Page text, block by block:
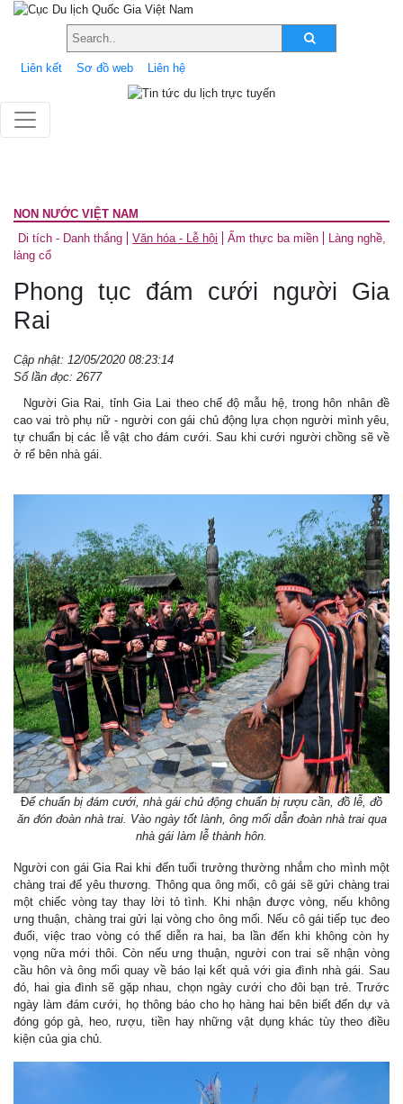
Liên kết Sơ đồ web Liên hệ
NON NƯỚC VIỆT NAM
Di tích - Danh thắng
Văn hóa - Lễ hội Ẩm thực ba miền
Làng nghề,
làng cổ
Phong tục đám cưới người Gia
Rai
Cập nhật: 12/05/2020 08:23:14
Số lần đọc: 2677
Người Gia Rai, tỉnh Gia Lai theo chế độ mẫu hệ, trong hôn nhân đề
cao vai trò phụ nữ - người con gái chủ động lựa chọn người mình yêu,
tự chuẩn bị các lễ vật cho đám cưới. Sau khi cưới người chồng sẽ về
ở rể bên nhà gái.
Để chuẩn bị đám cưới, nhà gái chủ động chuẩn bị rượu cần, đồ lễ, đồ
ăn đón đoàn nhà trai. Vào ngày tốt lành, ông mối dẫn đoàn nhà trai qua
nhà gái làm lễ thành hôn.
Người con gái Gia Rai khi đến tuổi trưởng thường nhắm cho mình một
chàng trai để yêu thương. Thông qua ông mối, cô gái sẽ gửi chàng trai
một chiếc vòng tay thay lời tỏ tình. Khi nhận được vòng, nếu không
ưng thuận, chàng trai gửi lại vòng cho ông mối. Nếu cô gái tiếp tục đeo
đuổi, việc trao vòng có thể diễn ra hai, ba lần đến khi không còn hy
vọng nữa mới thôi. Còn nếu ưng thuận, người con trai sẽ nhận vòng
cầu hôn và ông mối quay về báo lại kết quả với gia đình nhà gái. Sau
đó, hai gia đình sẽ gặp nhau, chọn ngày cưới cho đôi bạn trẻ. Trước
ngày làm đám cưới, họ thông báo cho họ hàng hai bên biết đến dự và
đóng góp gà, heo, rượu, tiền hay những vật dụng khác tùy theo điều
kiện của gia chủ.